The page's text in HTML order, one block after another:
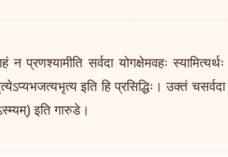
प्रणश्यामीति सर्वदा योगक्षेमवहः
इति हि प्रसिद्धिः। उक्तं
इति गारुडे।